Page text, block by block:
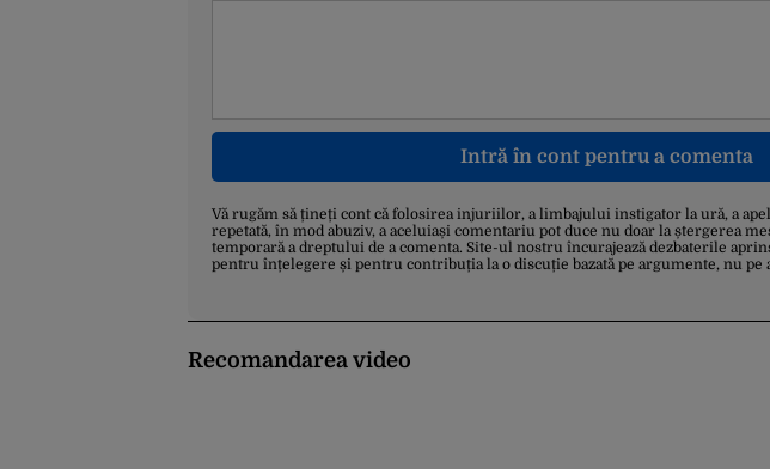
Intră în cont pentru a comenta
Vă rugăm să țineți cont că folosirea injuriilor, a limbajului instigator la ură, a
repetată, în mod abuziv, a aceluiași comentariu pot duce nu doar la ștergerea
temporară a dreptului de a comenta. Site-ul nostru încurajează dezbaterile
pentru înțelegere și pentru contribuția la o discuție bazată pe argumente, nu pe
Recomandarea video